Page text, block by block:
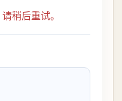
稍后重试。